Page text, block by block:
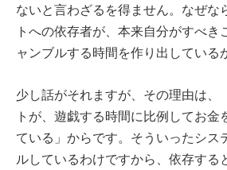
ないと言わざるを得ません。なぜな
トへの依存者が、本来自分がすべき
ャンブルする時間を作り出している
少し話がそれますが、その理由は、
トが、遊戯する時間に比例してお金
ている」からです。そういったシス
ルしているわけですから、依存する